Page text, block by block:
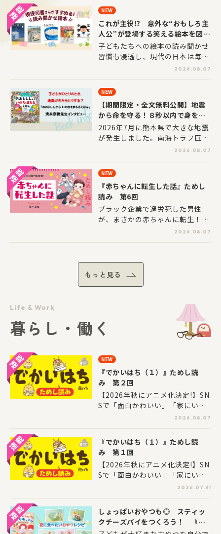
ンバーグレストラン。ハンバー
グ・サラダ・ライスがひとつの木
製プレートに盛られた、わくわく
感のある「バーグディッシュ」で
おなじみです。全国各地に店舗を
展開しています。個人的には、学
生時代を思い出す懐かしいお店で
もあります。一方、子どもたちは
今回が初めてのびっくりドンキー
体験。
NEW
これが主役⁉ 意外な“おもしろ主
人公”が登場する笑える絵本を図書
館司書さんが紹介します
子どもたちへの絵本の読み聞かせ
習慣も浸透し、現代の日本は毎年
たくさんの絵本が生み出される絵
中、絵本の主人公も子どもだけで
はなく、動物や食べ物、身の回り
のさまざまなものまで想像豊かに
広がり、近年ではさらに進化して
「えっ⁉ こんなものが主人公に
なるの？」とびっくりする絵本も
話題となっています。そうした絵
本は表紙を見るだけでも驚いたり
笑いがこみあげてきたり、そのイ
ンパクトでいろいろな反応を子ど
もたちから引き出します。今回
は、そんな“おもしろ主人公”が登
場する絵本の楽しさを、北海道に
ある公共図書館の館長・富田歩美
さんからご紹介いただきます。
2026.08.07
NEW
【期間限定・全文無料公開】地震
から命を守る！８秒以内で身を守
るポーズから避難所での防犯対策
まで
2026年7月に熊本県で大きな地震
が発生しました。南海トラフ巨大
地震も今後30年以内に80％の確
し子どもがひとりでいるときに大
地震が起きたら、どうすればいい
のでしょうか？ 絵本『おおじし
んから いのちをまもるえほん』の
著者・清永奈穂先生に、絵本に込
めた思いや家庭でできる備えにつ
2026.08.07
NEW
『赤ちゃんに転生した話』ためし
読み 第6回
ブラック企業で過労死した男性
が、まさかの赤ちゃんに転生！
「寝放題！ やった！！」「食べて
寝たいだけなのに、謎の反射に悩
まされたり、ぐるぐる巻きにされ
たり…。すぐお腹が空くわ、満腹
に翻弄される事態に！赤ちゃんラ
イフって、実は社畜よりハー
ド！？
2026.08.07
もっと見る
Life & Work
暮らし・働く
NEW
『でかいはち（１）』ためし読
み 第２回
【2026年秋にアニメ化決定!】SN
Sで「面白かわいい」「家にいて
ほしい」と大反響！「次にくるマ
『でかいはち』第1巻のためし読
みを、特別配信！摩訶不思議で愛
らしい生き物「でかいはち」と、
人間の優しくて笑える日常に癒や
されること間違いなしです。
2026.08.07
『でかいはち（１）』ためし読
み 第１回
【2026年秋にアニメ化決定!】SN
Sで「面白かわいい」「家にいて
ほしい」と大反響！「次にくるマ
『でかいはち』第1巻のためし読
みを、特別配信！摩訶不思議で愛
2026.07.31
しょっぱいおやつも◎ スティッ
クチーズパイをつくろう！ 『は
じめてのこどもキッチン かんた